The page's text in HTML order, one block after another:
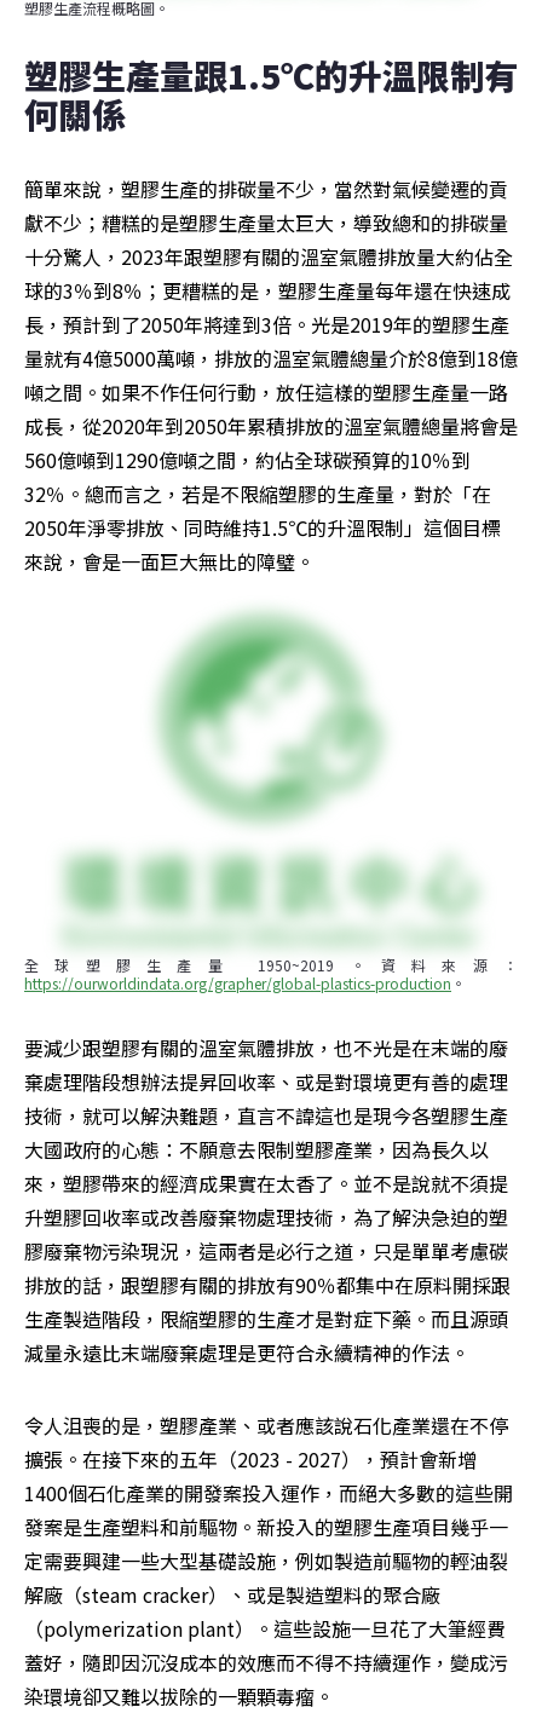
塑膠生產流程概略圖。
塑膠生產量跟1.5℃的升溫限制有
何關係
簡單來說，塑膠生產的排碳量不少，當然對氣候變遷的貢
獻不少；糟糕的是塑膠生產量太巨大，導致總和的排碳量
十分驚人，2023年跟塑膠有關的溫室氣體排放量大約佔全
球的3％到8％；更糟糕的是，塑膠生產量每年還在快速成
長，預計到了2050年將達到3倍。光是2019年的塑膠生產
量就有4億5000萬噸，排放的溫室氣體總量介於8億到18億
噸之間。如果不作任何行動，放任這樣的塑膠生產量一路
成長，從2020年到2050年累積排放的溫室氣體總量將會是
560億噸到1290億噸之間，約佔全球碳預算的10％到
32％。總而言之，若是不限縮塑膠的生產量，對於「在
2050年淨零排放、同時維持1.5℃的升溫限制」這個目標
來說，會是一面巨大無比的障璧。
全球塑膠生產量 1950~2019。資料來源：
https://ourworldindata.org/grapher/global-plastics-production 。
要減少跟塑膠有關的溫室氣體排放，也不光是在末端的廢
棄處理階段想辦法提昇回收率、或是對環境更有善的處理
技術，就可以解決難題，直言不諱這也是現今各塑膠生產
大國政府的心態：不願意去限制塑膠產業，因為長久以
來，塑膠帶來的經濟成果實在太香了。並不是說就不須提
升塑膠回收率或改善廢棄物處理技術，為了解決急迫的塑
膠廢棄物污染現況，這兩者是必行之道，只是單單考慮碳
排放的話，跟塑膠有關的排放有90％都集中在原料開採跟
生產製造階段，限縮塑膠的生產才是對症下藥。而且源頭
減量永遠比末端廢棄處理是更符合永續精神的作法。
令人沮喪的是，塑膠產業、或者應該說石化產業還在不停
擴張。在接下來的五年（2023 - 2027），預計會新增
1400個石化產業的開發案投入運作，而絕大多數的這些開
發案是生產塑料和前驅物。新投入的塑膠生產項目幾乎一
定需要興建一些大型基礎設施，例如製造前驅物的輕油裂
解廠（steam cracker）、或是製造塑料的聚合廠
（polymerization plant）。這些設施一旦花了大筆經費
蓋好，隨即因沉沒成本的效應而不得不持續運作，變成污
染環境卻又難以拔除的一顆顆毒瘤。